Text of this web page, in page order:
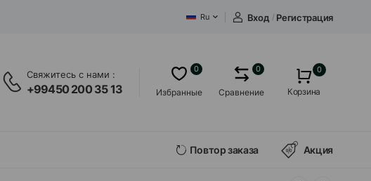
Ru Вход / Регистрация
Свяжитесь с нами :
+99450 200 35 13 Избранные
0
Сравнение
0 0
Корзина
Повтор заказа Акция